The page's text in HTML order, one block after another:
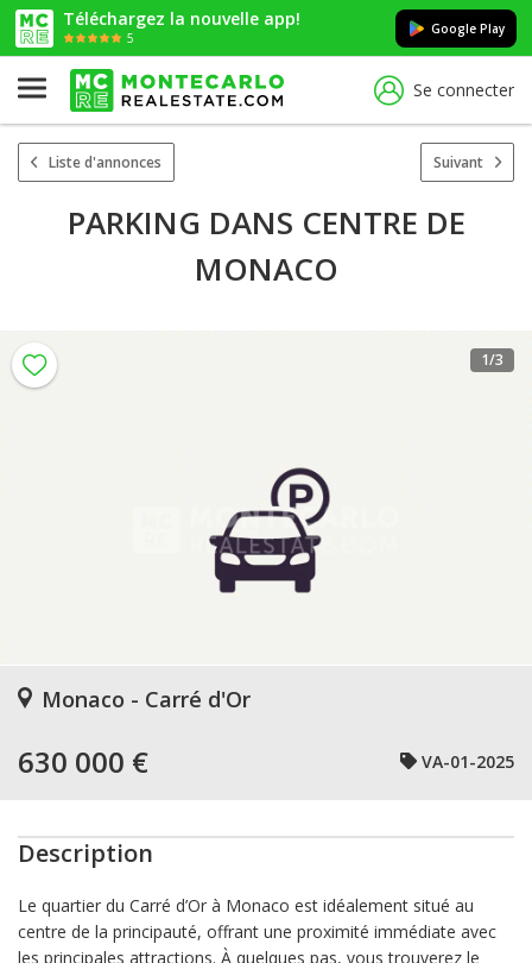
Téléchargez la nouvelle app!
5
Google Play
Se connecter
Liste d'annonces Suivant
PARKING DANS CENTRE DE
MONACO
1/3
Monaco - Carré d'Or
630 000 € VA-01-2025
Description
Le quartier du Carré d’Or à Monaco est idéalement situé au
centre de la principauté, offrant une proximité immédiate avec
les principales attractions. À quelques pas, vous trouverez le